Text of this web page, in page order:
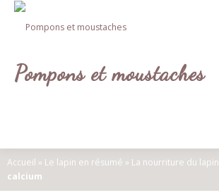
Aller
contenu
Pompons et moustaches
Accueil » Le lapin en résumé » La nourriture du lapin
calcium